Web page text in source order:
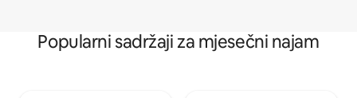
Popularni sadržaji za mjesečni najam